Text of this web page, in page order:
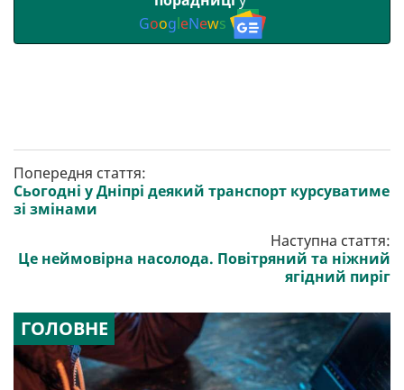
GoogleNews
Попередня стаття:
Сьогодні у Дніпрі деякий транспорт курсуватиме
зі змінами
Наступна стаття:
Це неймовірна насолода. Повітряний та ніжний
ягідний пиріг
ГОЛОВНЕ